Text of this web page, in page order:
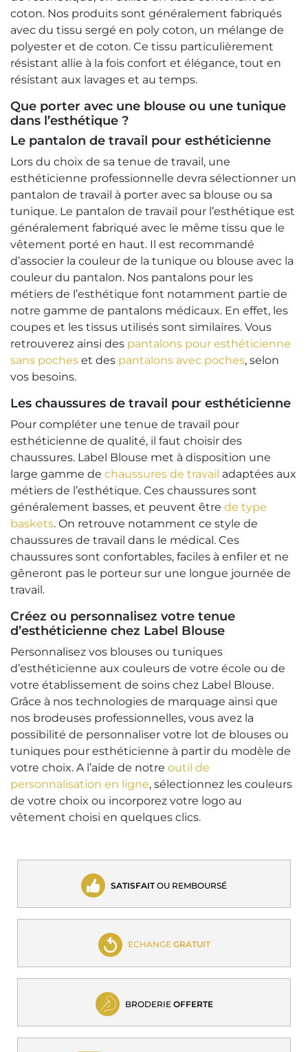
coton. Nos produits sont généralement fabriqués
avec du tissu sergé en poly coton, un mélange de
polyester et de coton. Ce tissu particulièrement
résistant allie à la fois confort et élégance, tout en
résistant aux lavages et au temps.
Que porter avec une blouse ou une tunique
dans l’esthétique ?
Le pantalon de travail pour esthéticienne
Lors du choix de sa tenue de travail, une
esthéticienne professionnelle devra sélectionner un
pantalon de travail à porter avec sa blouse ou sa
tunique. Le pantalon de travail pour l’esthétique est
généralement fabriqué avec le même tissu que le
vêtement porté en haut. Il est recommandé
d’associer la couleur de la tunique ou blouse avec la
couleur du pantalon. Nos pantalons pour les
métiers de l’esthétique font notamment partie de
notre gamme de pantalons médicaux. En effet, les
coupes et les tissus utilisés sont similaires. Vous
retrouverez ainsi des pantalons pour esthéticienne
sans poches et des pantalons avec poches, selon
vos besoins.
Les chaussures de travail pour esthéticienne
Pour compléter une tenue de travail pour
esthéticienne de qualité, il faut choisir des
chaussures. Label Blouse met à disposition une
large gamme de chaussures de travail adaptées aux
métiers de l’esthétique. Ces chaussures sont
généralement basses, et peuvent être de type
baskets. On retrouve notamment ce style de
chaussures de travail dans le médical. Ces
chaussures sont confortables, faciles à enfiler et ne
gêneront pas le porteur sur une longue journée de
travail.
Créez ou personnalisez votre tenue
d’esthéticienne chez Label Blouse
Personnalisez vos blouses ou tuniques
d’esthéticienne aux couleurs de votre école ou de
votre établissement de soins chez Label Blouse.
Grâce à nos technologies de marquage ainsi que
nos brodeuses professionnelles, vous avez la
possibilité de personnaliser votre lot de blouses ou
tuniques pour esthéticienne à partir du modèle de
votre choix. A l’aide de notre outil de
personnalisation en ligne, sélectionnez les couleurs
de votre choix ou incorporez votre logo au
vêtement choisi en quelques clics.
SATISFAITOU REMBOURSÉ
ECHANGE GRATUIT
BRODERIE OFFERTE